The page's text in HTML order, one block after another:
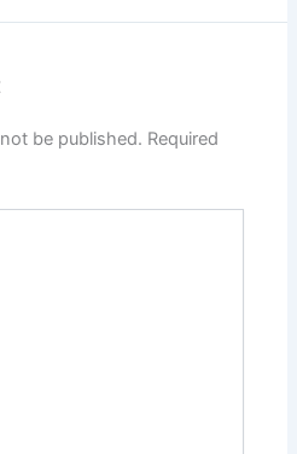
be published. Required